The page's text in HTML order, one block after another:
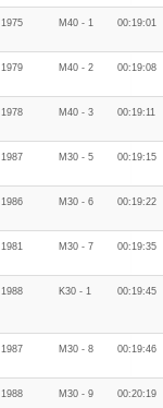
1975 M40 - 1 00:19:01
1979 M40 - 2 00:19:08
1978 M40 - 3 00:19:11
1987 M30 - 5 00:19:15
1986 M30 - 6 00:19:22
1981 M30 - 7 00:19:35
1988 K30 - 1 00:19:45
1987 M30 - 8 00:19:46
1988 M30 - 9 00:20:19